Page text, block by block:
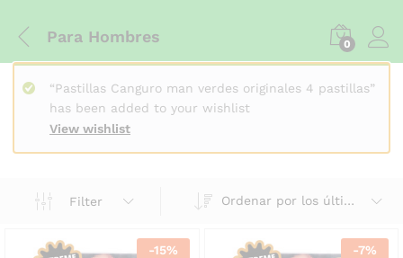
Para Hombres 0
View wishlist
“Pastillas Canguro man verdes originales 4 pastillas”
has been added to your wishlist
Filter Ordenar por los últimos
-15% -7%